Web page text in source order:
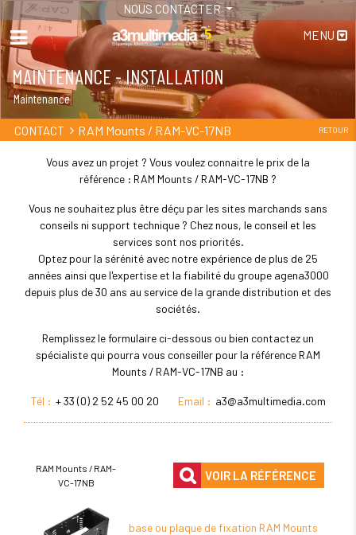
NOUS CONTACTER
MENU
MAINTENANCE - INSTALLATION
Maintenance
CONTACT RAM Mounts / RAM-VC-17NB RETOUR
Vous avez un projet ? Vous voulez connaitre le prix de la
référence : RAM Mounts / RAM-VC-17NB ?
Vous ne souhaitez plus être déçu par les sites marchands sans
conseils ni support technique ? Chez nous, le conseil et les
services sont nos priorités.
Optez pour la sérénité avec notre expérience de plus de 25
années ainsi que l'expertise et la fiabilité du groupe agena3000
depuis plus de 30 ans au service de la grande distribution et des
sociétés.
Remplissez le formulaire ci-dessous ou bien contactez un
spécialiste qui pourra vous conseiller pour la référence RAM
Mounts / RAM-VC-17NB au :
Tél : + 33 (0) 2 52 45 00 20 Email : a3@a3multimedia.com
RAM Mounts / RAM-
VC-17NB
VOIR LA RÉFÉRENCE
base ou plaque de fixation RAM Mounts